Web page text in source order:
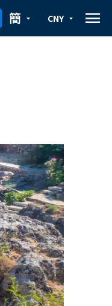
arrow_drop_down
簡 arrow_drop_down
CNY menu